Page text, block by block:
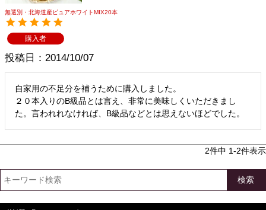
無選別・北海道産ピュアホワイトMIX20本
購入者
投稿日 2014/10/07
自家用の不足分を補うために購入しました。
２０本入りのB級品とは言え、非常に美味しくいただきまし
た。言われれなければ、B級品などとは思えないほどでした。
2件中 1-2件表示
検索